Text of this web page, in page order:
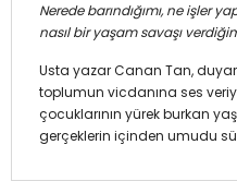
Nerede barındığımı, ne işler
nasıl bir yaşam savaşı
Usta yazar Canan Tan,
toplumun vicdanına ses
çocuklarının yürek burkan
gerçeklerin içinden umudu